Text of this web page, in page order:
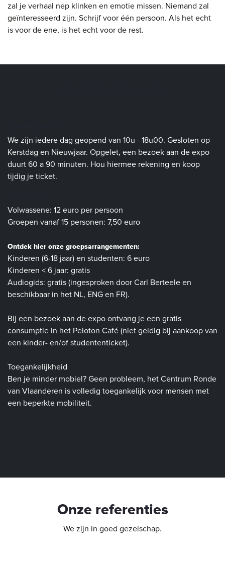
zal je verhaal nep klinken en emotie missen. Niemand zal
geïnteresseerd zijn. Schrijf voor één persoon. Als het echt
is voor de ene, is het echt voor de rest.
We zijn iedere dag geopend van 10u - 18u00. Gesloten op
Kerstdag en Nieuwjaar. Opgelet, een bezoek aan de expo
duurt 60 a 90 minuten. Hou hiermee rekening en koop
tijdig je ticket.
Volwassene: 12 euro per persoon
Groepen vanaf 15 personen: 7,50 euro
Ontdek hier onze groepsarrangementen:
Kinderen (6-18 jaar) en studenten: 6 euro
Kinderen < 6 jaar: gratis
Audiogids: gratis (ingesproken door Carl Berteele en
beschikbaar in het NL, ENG en FR).
Bij een bezoek aan de expo ontvang je een gratis
consumptie in het Peloton Café (niet geldig bij aankoop van
een kinder- en/of studententicket).
Toegankelijkheid
Ben je minder mobiel? Geen probleem, het Centrum Ronde
van Vlaanderen is volledig toegankelijk voor mensen met
een beperkte mobiliteit.
Onze referenties
We zijn in goed gezelschap.